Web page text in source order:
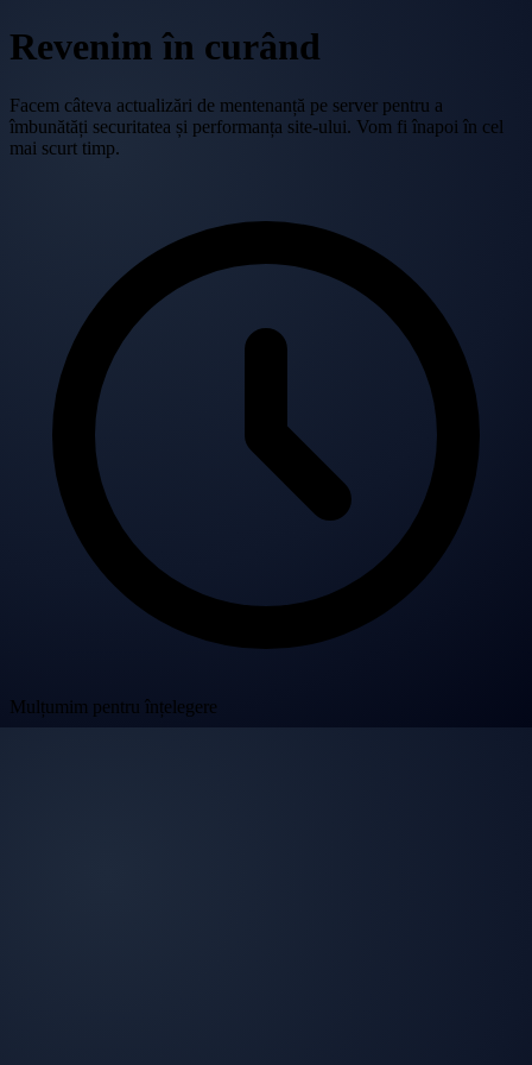
Revenim în curând
Facem câteva actualizări de mentenanță pe server pentru a
îmbunătăți securitatea și performanța site-ului. Vom fi înapoi în cel
mai scurt timp.
Mulțumim pentru înțelegere